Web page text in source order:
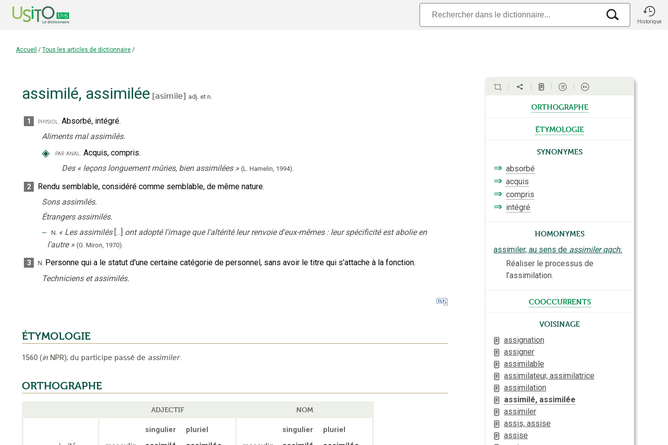
Historique
Accueil / Tous les articles de dictionnaire /
assimilé, assimilée [asimile] adj. et n.
1 physiol. Absorbé, intégré.
Aliments mal assimilés.
◈ par anal. Acquis, compris.
Des « leçons longuement mûries, bien assimilées » (L. Hamelin, 1994).
2
Rendu semblable, considéré comme semblable, de même nature.
Sons assimilés.
Étrangers assimilés.
‒ N. « Les assimilés [...] ont adopté l'image que l'altérité leur renvoie d'eux-mêmes : leur spécificité est abolie en
l'autre » (G. Miron, 1970).
3 N. Personne qui a le statut d'une certaine catégorie de personnel, sans avoir le titre qui s'attache à la fonction.
Techniciens et assimilés.
ÉTYMOLOGIE
1560 (in NPR); du participe passé de assimiler.
ORTHOGRAPHE
ADJECTIF NOM
singulier
pluriel
singulier
pluriel
orthographe
étymologie
Synonymes
⇒ absorbé
⇒ acquis
⇒ compris
⇒ intégré
Homonymes
assimiler, au sens de assimiler qqch.
Réaliser le processus de
l’assimilation.
cooccurrents
Voisinage
assignation
assigner
assimilable
assimilateur, assimilatrice
assimilation
assimilé, assimilée
assimiler
assis, assise
assise